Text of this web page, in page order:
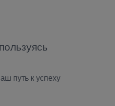
путь к успеху